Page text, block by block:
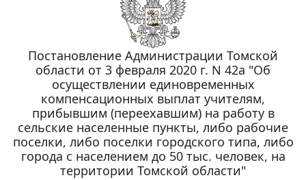
Постановление Администрации Томской
области от 3 февраля 2020 г. N 42а "Об
осуществлении единовременных
компенсационных выплат учителям,
прибывшим (переехавшим) на работу в
сельские населенные пункты, либо рабочие
поселки, либо поселки городского типа, либо
города с населением до 50 тыс. человек, на
территории Томской области"